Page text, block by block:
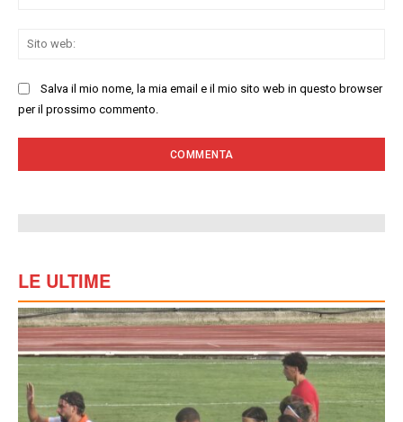
Salva il mio nome, la mia email e il mio sito web in questo browser
per il prossimo commento.
LE ULTIME